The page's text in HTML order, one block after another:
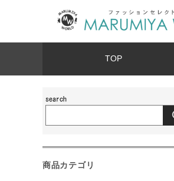
TOP
商品カテゴリ